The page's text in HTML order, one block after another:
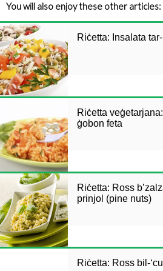
You will also enjoy these other articles:
Riċetta: Insalata
Riċetta
ġobon feta
Riċetta: Ross
prinjol (pine nuts)
Riċetta: Ross bil-